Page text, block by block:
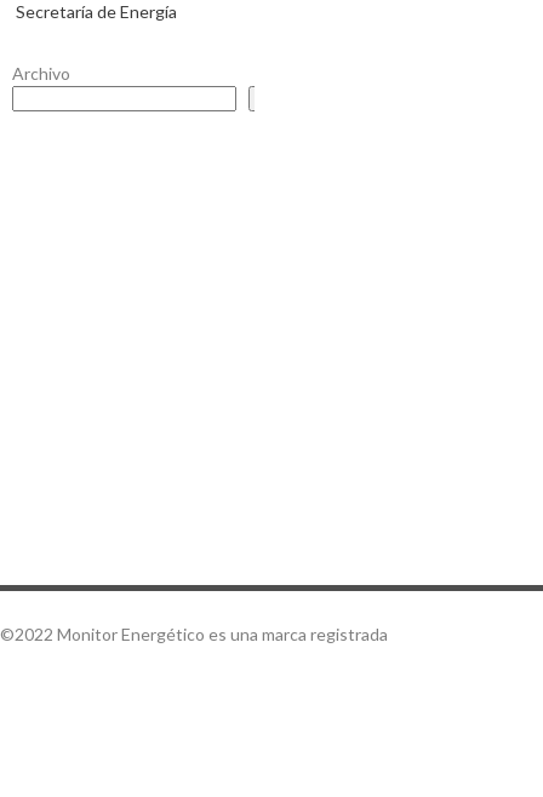
Secretaría de Energía
Archivo
©2022 Monitor Energético es una marca registrada